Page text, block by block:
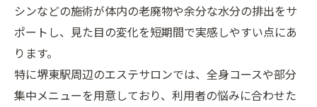
シンなどの施術が体内の老廃物や余分な水分の排出をサ
ポートし、見た目の変化を短期間で実感しやすい点にあ
ります。
特に堺東駅周辺のエステサロンでは、全身コースや部分
集中メニューを用意しており、利用者の悩みに合わせた